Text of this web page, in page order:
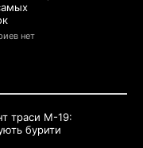
нет
траси М-19:
бурити